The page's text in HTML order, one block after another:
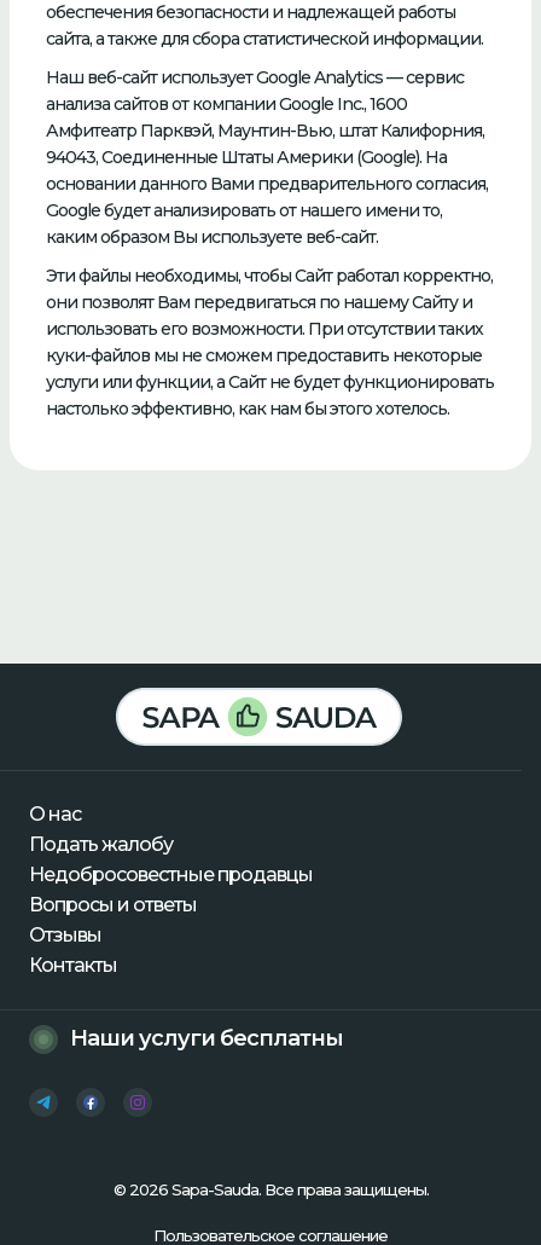
обеспечения безопасности и надлежащей работы
сайта, а также для сбора статистической информации.
Наш веб-сайт использует Google Analytics — сервис
анализа сайтов от компании Google Inc., 1600
Амфитеатр Парквэй, Маунтин-Вью, штат Калифорния,
94043, Соединенные Штаты Америки (Google). На
основании данного Вами предварительного согласия,
Google будет анализировать от нашего имени то,
каким образом Вы используете веб-сайт.
Эти файлы необходимы, чтобы Cайт работал корректно,
они позволят Вам передвигаться по нашему Cайту и
использовать его возможности. При отсутствии таких
куки-файлов мы не сможем предоставить некоторые
услуги или функции, а Сайт не будет функционировать
настолько эффективно, как нам бы этого хотелось.
О нас
Подать жалобу
Недобросовестные продавцы
Вопросы и ответы
Отзывы
Контакты
Наши услуги бесплатны
© 2026 Sapa-Sauda. Все права защищены.
Пользовательское соглашение